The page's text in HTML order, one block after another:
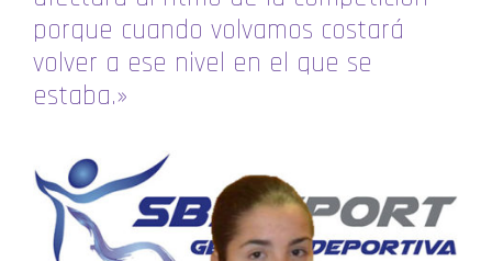
porque cuando volvamos costará
volver a ese nivel en el que se
estaba.»